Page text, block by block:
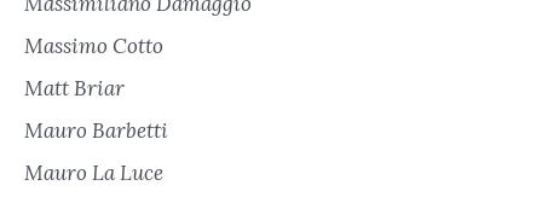
Massimo Cotto
Matt Briar
Mauro Barbetti
Mauro La Luce